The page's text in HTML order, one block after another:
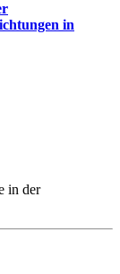
in
in der